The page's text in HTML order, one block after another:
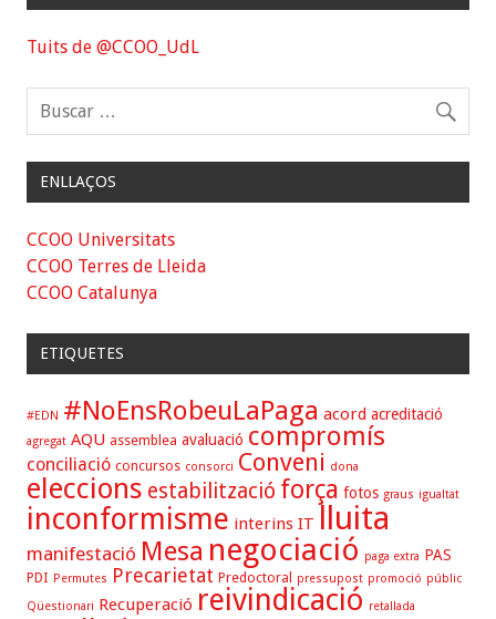
Tuits de @CCOO_UdL
ENLLAÇOS
CCOO Universitats
CCOO Terres de Lleida
CCOO Catalunya
ETIQUETES
#EDN #NoEnsRobeuLaPaga acord acreditació
agregat AQU assemblea avaluació compromís
conciliació concursos consorci Conveni dona
eleccions estabilització força fotos graus igualtat
inconformisme interins IT lluita
manifestació Mesa negociació paga extra PAS
PDI Permutes Precarietat Predoctoral pressupost promoció públic
Qüestionari Recuperació reivindicació retallada